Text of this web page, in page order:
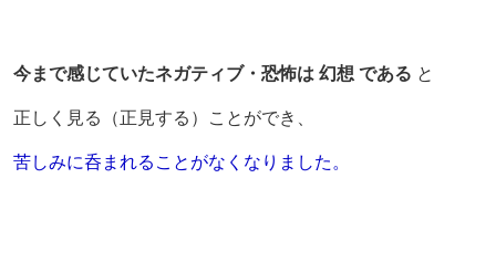
今まで感じていたネガティブ・恐怖は 幻想 である と
正しく見る（正見する）ことができ、
苦しみに呑まれることがなくなりました。